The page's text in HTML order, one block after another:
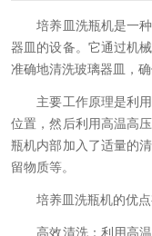
培养皿洗瓶机是一种
器皿的设备。它通过机
准确地清洗玻璃器皿，
主要工作原理是利用
位置，然后利用高温高
瓶机内部加入了适量的
留物质等。
培养皿洗瓶机的优点
高效清洗：利用高温